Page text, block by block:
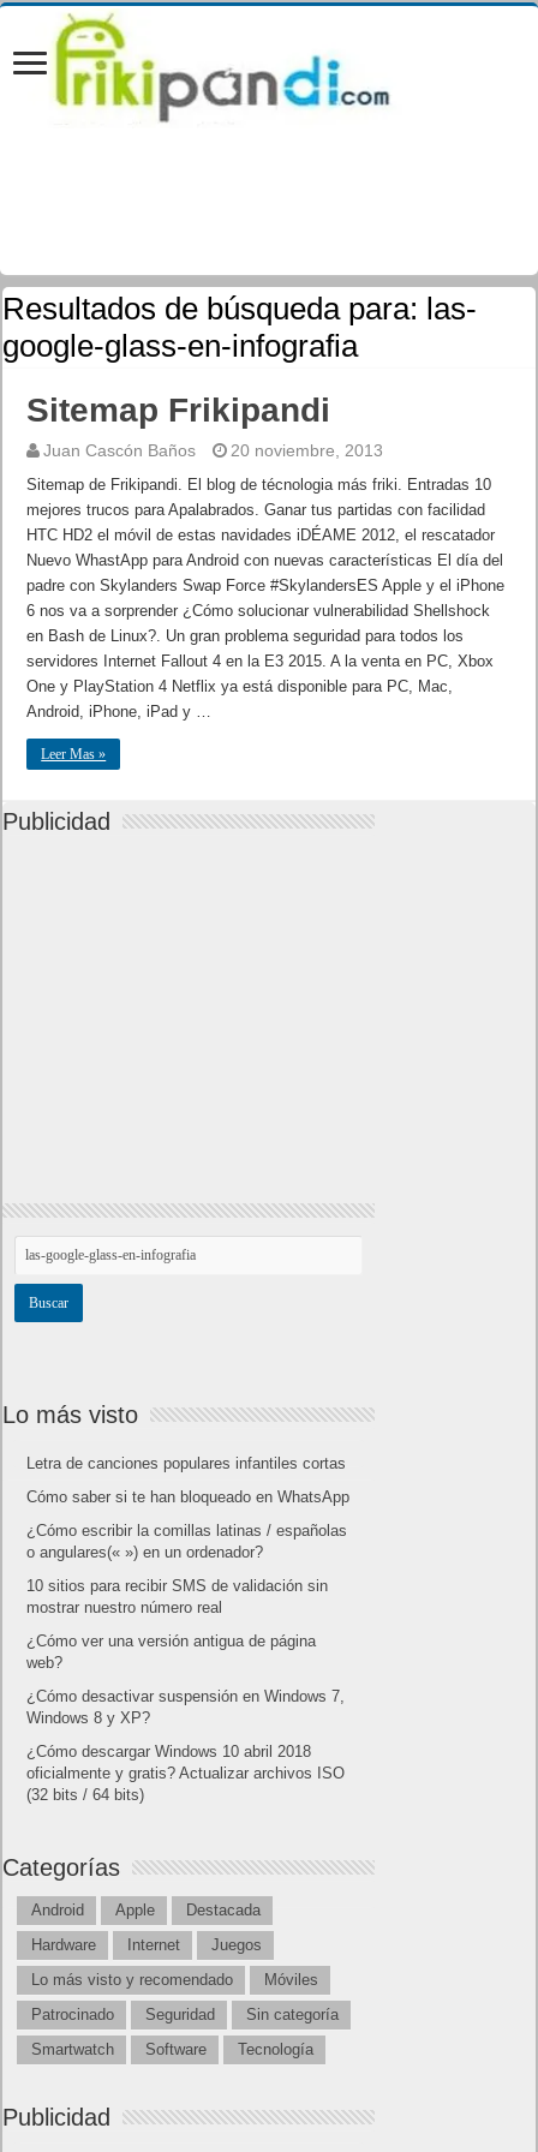
Resultados de búsqueda para: las-
google-glass-en-infografia
Sitemap Frikipandi
Juan Cascón Baños 20 noviembre, 2013
Sitemap de Frikipandi. El blog de técnologia más friki. Entradas 10
mejores trucos para Apalabrados. Ganar tus partidas con facilidad
HTC HD2 el móvil de estas navidades iDÉAME 2012, el rescatador
Nuevo WhastApp para Android con nuevas características El día del
padre con Skylanders Swap Force #SkylandersES Apple y el iPhone
6 nos va a sorprender ¿Cómo solucionar vulnerabilidad Shellshock
en Bash de Linux?. Un gran problema seguridad para todos los
servidores Internet Fallout 4 en la E3 2015. A la venta en PC, Xbox
One y PlayStation 4 Netflix ya está disponible para PC, Mac,
Android, iPhone, iPad y …
Leer Mas »
Publicidad
Lo más visto
Letra de canciones populares infantiles cortas
Cómo saber si te han bloqueado en WhatsApp
¿Cómo escribir la comillas latinas / españolas
o angulares(« ») en un ordenador?
10 sitios para recibir SMS de validación sin
mostrar nuestro número real
¿Cómo ver una versión antigua de página
web?
¿Cómo desactivar suspensión en Windows 7,
Windows 8 y XP?
¿Cómo descargar Windows 10 abril 2018
oficialmente y gratis? Actualizar archivos ISO
(32 bits / 64 bits)
Categorías
Android Apple
Destacada
Hardware
Internet
Juegos
Lo más visto y recomendado
Móviles
Patrocinado
Seguridad
Sin categoría
Smartwatch
Software Tecnología
Publicidad